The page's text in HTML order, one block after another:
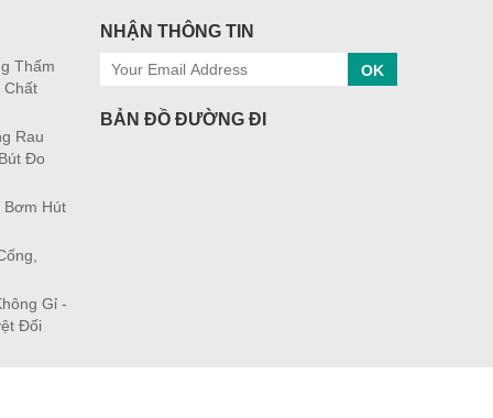
Thấm
Chất
Rau
Đo
Bơm Hút
Gỉ -
Đối
NHẬN THÔNG TIN
OK
BẢN ĐỒ ĐƯỜNG ĐI